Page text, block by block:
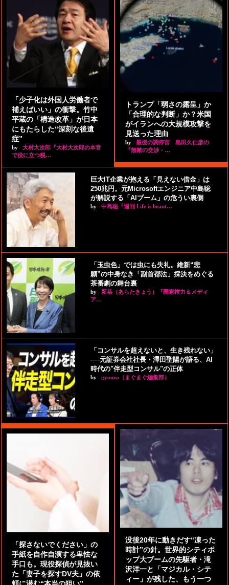
「少子化は外国人労働者で
補えばいい」の衝撃。竹中
平蔵の「構造改革」が日本
にもたらした“深刻な後遺
症”
by
大村大次郎『大村大次郎の本音
で役に立つ税…
トランプ「弱さの露呈」か
「合理的な判断」か？米国
がイランへの大規模攻撃を
見送った理由
by
最後の調停官 島田久仁彦の
『無敵の交渉・…
巨大IT企業が抱える「見えない借金」は
250兆円。元Microsoftエンジニア中島聡
が解説する「AIブーム」の危うい裏側
by 中島聡『週刊 Life is beaut…
「玉虫色」では虫にも失礼。維新“悲
願”の中身なき「副首都法」採決をめぐる
茶番劇の舞台裏
by
新恭（あらたきょう）『国家権力＆メディ
ア…
「コンサルを超えないと、生き残れない」
──元証券会社社長・澤田聖陽が語る、AI
時代の"伴走型コンサル"の正体
by gyouza（まぐまぐ編集部）
「探さないでください」の
手紙を自作自演する卑怯な
手口も。現役探偵が見抜い
た「妻子を探すDV夫」の依
没後20年に動きだす“凍った
時計”の針。世界的シティポ
ップ大ブームの先駆者・滝
沢洋一と「マジカル・シテ
ィー」が残した、もう一つ